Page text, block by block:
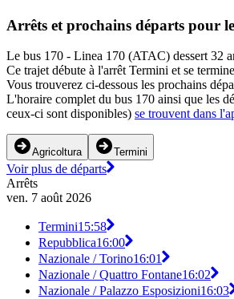
Arrêts et prochains départs pour
Le bus 170 - Linea 170 (ATAC) dessert 32
Ce trajet débute à l'arrêt Termini et se
Vous trouverez ci-dessous les prochains
L'horaire complet du bus 170 ainsi que les
ceux-ci sont disponibles) se trouvent dans
Agricoltura Termini
Voir plus de départs
Arrêts
ven. 7 août 2026
Termini15:58
Repubblica16:00
Nazionale / Torino16:01
Nazionale / Quattro Fontane16:02
Nazionale / Palazzo Esposizioni16:03